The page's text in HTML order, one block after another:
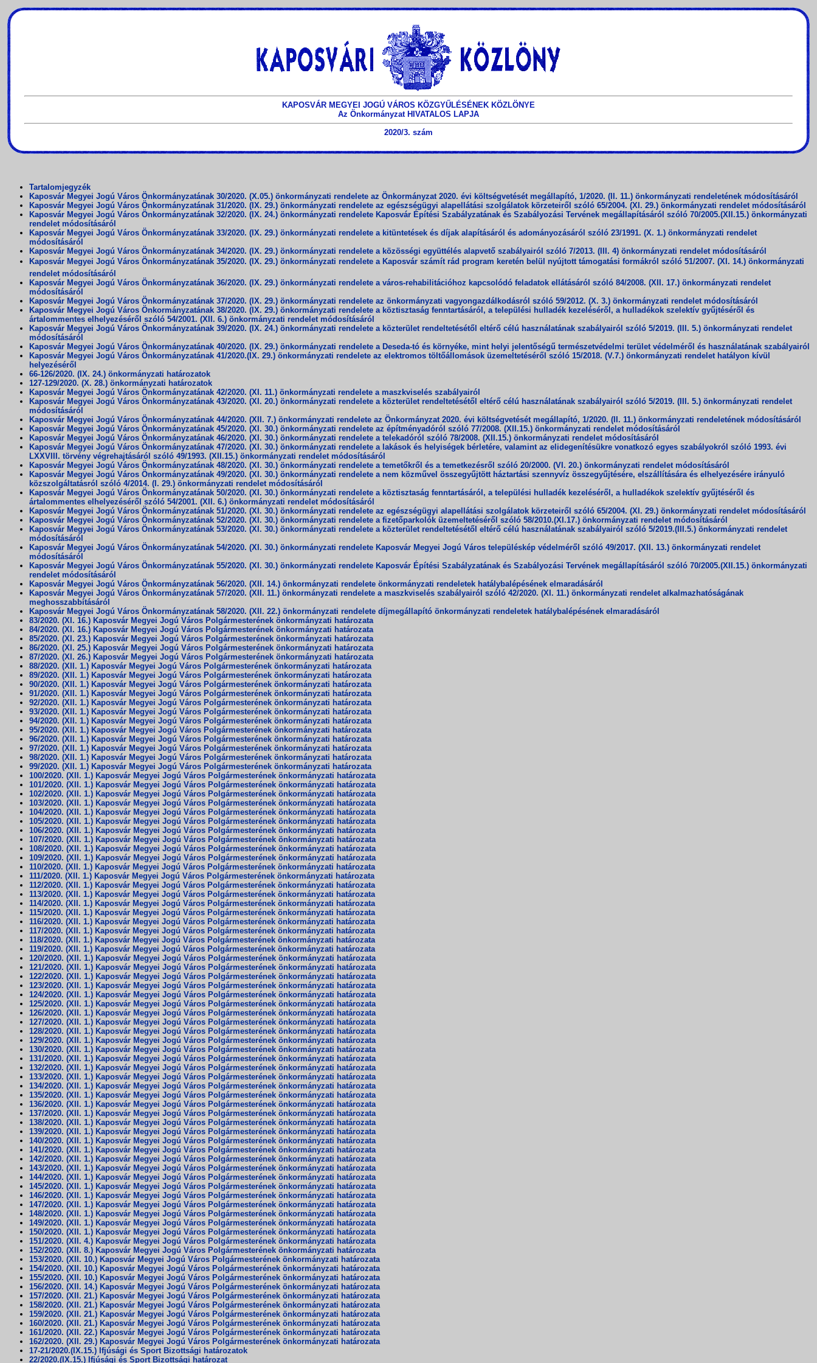
KAPOSVÁR MEGYEI JOGÚ VÁROS KÖZGYŰLÉSÉNEK KÖZLÖNYE
Az Önkormányzat HIVATALOS LAPJA
2020/3. szám
Tartalomjegyzék
Kaposvár Megyei Jogú Város Önkormányzatának 30/2020. (X.05.) önkormányzati rendelete az Önkormányzat 2020. évi költségvetését megállapító, 1/2020. (II. 11.) önkormányzati rendeletének módosításáról
Kaposvár Megyei Jogú Város Önkormányzatának 31/2020. (IX. 29.) önkormányzati rendelete az egészségügyi alapellátási szolgálatok körzeteiről szóló 65/2004. (XI. 29.) önkormányzati rendelet módosításáról
Kaposvár Megyei Jogú Város Önkormányzatának 32/2020. (IX. 24.) önkormányzati rendelete Kaposvár Építési Szabályzatának és Szabályozási Tervének megállapításáról szóló 70/2005.(XII.15.) önkormányzati
rendelet módosításáról
Kaposvár Megyei Jogú Város Önkormányzatának 33/2020. (IX. 29.) önkormányzati rendelete a kitüntetések és díjak alapításáról és adományozásáról szóló 23/1991. (X. 1.) önkormányzati rendelet
módosításáról
Kaposvár Megyei Jogú Város Önkormányzatának 34/2020. (IX. 29.) önkormányzati rendelete a közösségi együttélés alapvető szabályairól szóló 7/2013. (III. 4) önkormányzati rendelet módosításáról
Kaposvár Megyei Jogú Város Önkormányzatának 35/2020. (IX. 29.) önkormányzati rendelete a Kaposvár számít rád program keretén belül nyújtott támogatási formákról szóló 51/2007. (XI. 14.) önkormányzati
rendelet módosításáról
Kaposvár Megyei Jogú Város Önkormányzatának 36/2020. (IX. 29.) önkormányzati rendelete a város-rehabilitációhoz kapcsolódó feladatok ellátásáról szóló 84/2008. (XII. 17.) önkormányzati rendelet
módosításáról
Kaposvár Megyei Jogú Város Önkormányzatának 37/2020. (IX. 29.) önkormányzati rendelete az önkormányzati vagyongazdálkodásról szóló 59/2012. (X. 3.) önkormányzati rendelet módosításáról
Kaposvár Megyei Jogú Város Önkormányzatának 38/2020. (IX. 29.) önkormányzati rendelete a köztisztaság fenntartásáról, a települési hulladék kezeléséről, a hulladékok szelektív gyűjtéséről és
ártalommentes elhelyezéséről szóló 54/2001. (XII. 6.) önkormányzati rendelet módosításáról
Kaposvár Megyei Jogú Város Önkormányzatának 39/2020. (IX. 24.) önkormányzati rendelete a közterület rendeltetésétől eltérő célú használatának szabályairól szóló 5/2019. (III. 5.) önkormányzati rendelet
módosításáról
Kaposvár Megyei Jogú Város Önkormányzatának 40/2020. (IX. 29.) önkormányzati rendelete a Deseda-tó és környéke, mint helyi jelentőségű természetvédelmi terület védelméről és használatának szabályairól
Kaposvár Megyei Jogú Város Önkormányzatának 41/2020.(IX. 29.) önkormányzati rendelete az elektromos töltőállomások üzemeltetéséről szóló 15/2018. (V.7.) önkormányzati rendelet hatályon kívül
helyezéséről
66-126/2020. (IX. 24.) önkormányzati határozatok
127-129/2020. (X. 28.) önkormányzati határozatok
Kaposvár Megyei Jogú Város Önkormányzatának 42/2020. (XI. 11.) önkormányzati rendelete a maszkviselés szabályairól
Kaposvár Megyei Jogú Város Önkormányzatának 43/2020. (XI. 20.) önkormányzati rendelete a közterület rendeltetésétől eltérő célú használatának szabályairól szóló 5/2019. (III. 5.) önkormányzati rendelet
módosításáról
Kaposvár Megyei Jogú Város Önkormányzatának 44/2020. (XII. 7.) önkormányzati rendelete az Önkormányzat 2020. évi költségvetését megállapító, 1/2020. (II. 11.) önkormányzati rendeletének módosításáról
Kaposvár Megyei Jogú Város Önkormányzatának 45/2020. (XI. 30.) önkormányzati rendelete az építményadóról szóló 77/2008. (XII.15.) önkormányzati rendelet módosításáról
Kaposvár Megyei Jogú Város Önkormányzatának 46/2020. (XI. 30.) önkormányzati rendelete a telekadóról szóló 78/2008. (XII.15.) önkormányzati rendelet módosításáról
Kaposvár Megyei Jogú Város Önkormányzatának 47/2020. (XI. 30.) önkormányzati rendelete a lakások és helyiségek bérletére, valamint az elidegenítésükre vonatkozó egyes szabályokról szóló 1993. évi
LXXVIII. törvény végrehajtásáról szóló 49/1993. (XII.15.) önkormányzati rendelet módosításáról
Kaposvár Megyei Jogú Város Önkormányzatának 48/2020. (XI. 30.) önkormányzati rendelete a temetőkről és a temetkezésről szóló 20/2000. (VI. 20.) önkormányzati rendelet módosításáról
Kaposvár Megyei Jogú Város Önkormányzatának 49/2020. (XI. 30.) önkormányzati rendelete a nem közművel összegyűjtött háztartási szennyvíz összegyűjtésére, elszállítására és elhelyezésére irányuló
közszolgáltatásról szóló 4/2014. (I. 29.) önkormányzati rendelet módosításáról
Kaposvár Megyei Jogú Város Önkormányzatának 50/2020. (XI. 30.) önkormányzati rendelete a köztisztaság fenntartásáról, a települési hulladék kezeléséről, a hulladékok szelektív gyűjtéséről és
ártalommentes elhelyezéséről szóló 54/2001. (XII. 6.) önkormányzati rendelet módosításáról
Kaposvár Megyei Jogú Város Önkormányzatának 51/2020. (XI. 30.) önkormányzati rendelete az egészségügyi alapellátási szolgálatok körzeteiről szóló 65/2004. (XI. 29.) önkormányzati rendelet módosításáról
Kaposvár Megyei Jogú Város Önkormányzatának 52/2020. (XI. 30.) önkormányzati rendelete a fizetőparkolók üzemeltetéséről szóló 58/2010.(XI.17.) önkormányzati rendelet módosításáról
Kaposvár Megyei Jogú Város Önkormányzatának 53/2020. (XI. 30.) önkormányzati rendelete a közterület rendeltetésétől eltérő célú használatának szabályairól szóló 5/2019.(III.5.) önkormányzati rendelet
módosításáról
Kaposvár Megyei Jogú Város Önkormányzatának 54/2020. (XI. 30.) önkormányzati rendelete Kaposvár Megyei Jogú Város településkép védelméről szóló 49/2017. (XII. 13.) önkormányzati rendelet
módosításáról
Kaposvár Megyei Jogú Város Önkormányzatának 55/2020. (XI. 30.) önkormányzati rendelete Kaposvár Építési Szabályzatának és Szabályozási Tervének megállapításáról szóló 70/2005.(XII.15.) önkormányzati
rendelet módosításáról
Kaposvár Megyei Jogú Város Önkormányzatának 56/2020. (XII. 14.) önkormányzati rendelete önkormányzati rendeletek hatálybalépésének elmaradásáról
Kaposvár Megyei Jogú Város Önkormányzatának 57/2020. (XII. 11.) önkormányzati rendelete a maszkviselés szabályairól szóló 42/2020. (XI. 11.) önkormányzati rendelet alkalmazhatóságának
meghosszabbításáról
Kaposvár Megyei Jogú Város Önkormányzatának 58/2020. (XII. 22.) önkormányzati rendelete díjmegállapító önkormányzati rendeletek hatálybalépésének elmaradásáról
83/2020. (XI. 16.) Kaposvár Megyei Jogú Város Polgármesterének önkormányzati határozata
84/2020. (XI. 16.) Kaposvár Megyei Jogú Város Polgármesterének önkormányzati határozata
85/2020. (XI. 23.) Kaposvár Megyei Jogú Város Polgármesterének önkormányzati határozata
86/2020. (XI. 25.) Kaposvár Megyei Jogú Város Polgármesterének önkormányzati határozata
87/2020. (XI. 26.) Kaposvár Megyei Jogú Város Polgármesterének önkormányzati határozata
88/2020. (XII. 1.) Kaposvár Megyei Jogú Város Polgármesterének önkormányzati határozata
89/2020. (XII. 1.) Kaposvár Megyei Jogú Város Polgármesterének önkormányzati határozata
90/2020. (XII. 1.) Kaposvár Megyei Jogú Város Polgármesterének önkormányzati határozata
91/2020. (XII. 1.) Kaposvár Megyei Jogú Város Polgármesterének önkormányzati határozata
92/2020. (XII. 1.) Kaposvár Megyei Jogú Város Polgármesterének önkormányzati határozata
93/2020. (XII. 1.) Kaposvár Megyei Jogú Város Polgármesterének önkormányzati határozata
94/2020. (XII. 1.) Kaposvár Megyei Jogú Város Polgármesterének önkormányzati határozata
95/2020. (XII. 1.) Kaposvár Megyei Jogú Város Polgármesterének önkormányzati határozata
96/2020. (XII. 1.) Kaposvár Megyei Jogú Város Polgármesterének önkormányzati határozata
97/2020. (XII. 1.) Kaposvár Megyei Jogú Város Polgármesterének önkormányzati határozata
98/2020. (XII. 1.) Kaposvár Megyei Jogú Város Polgármesterének önkormányzati határozata
99/2020. (XII. 1.) Kaposvár Megyei Jogú Város Polgármesterének önkormányzati határozata
100/2020. (XII. 1.) Kaposvár Megyei Jogú Város Polgármesterének önkormányzati határozata
101/2020. (XII. 1.) Kaposvár Megyei Jogú Város Polgármesterének önkormányzati határozata
102/2020. (XII. 1.) Kaposvár Megyei Jogú Város Polgármesterének önkormányzati határozata
103/2020. (XII. 1.) Kaposvár Megyei Jogú Város Polgármesterének önkormányzati határozata
104/2020. (XII. 1.) Kaposvár Megyei Jogú Város Polgármesterének önkormányzati határozata
105/2020. (XII. 1.) Kaposvár Megyei Jogú Város Polgármesterének önkormányzati határozata
106/2020. (XII. 1.) Kaposvár Megyei Jogú Város Polgármesterének önkormányzati határozata
107/2020. (XII. 1.) Kaposvár Megyei Jogú Város Polgármesterének önkormányzati határozata
108/2020. (XII. 1.) Kaposvár Megyei Jogú Város Polgármesterének önkormányzati határozata
109/2020. (XII. 1.) Kaposvár Megyei Jogú Város Polgármesterének önkormányzati határozata
110/2020. (XII. 1.) Kaposvár Megyei Jogú Város Polgármesterének önkormányzati határozata
111/2020. (XII. 1.) Kaposvár Megyei Jogú Város Polgármesterének önkormányzati határozata
112/2020. (XII. 1.) Kaposvár Megyei Jogú Város Polgármesterének önkormányzati határozata
113/2020. (XII. 1.) Kaposvár Megyei Jogú Város Polgármesterének önkormányzati határozata
114/2020. (XII. 1.) Kaposvár Megyei Jogú Város Polgármesterének önkormányzati határozata
115/2020. (XII. 1.) Kaposvár Megyei Jogú Város Polgármesterének önkormányzati határozata
116/2020. (XII. 1.) Kaposvár Megyei Jogú Város Polgármesterének önkormányzati határozata
117/2020. (XII. 1.) Kaposvár Megyei Jogú Város Polgármesterének önkormányzati határozata
118/2020. (XII. 1.) Kaposvár Megyei Jogú Város Polgármesterének önkormányzati határozata
119/2020. (XII. 1.) Kaposvár Megyei Jogú Város Polgármesterének önkormányzati határozata
120/2020. (XII. 1.) Kaposvár Megyei Jogú Város Polgármesterének önkormányzati határozata
121/2020. (XII. 1.) Kaposvár Megyei Jogú Város Polgármesterének önkormányzati határozata
122/2020. (XII. 1.) Kaposvár Megyei Jogú Város Polgármesterének önkormányzati határozata
123/2020. (XII. 1.) Kaposvár Megyei Jogú Város Polgármesterének önkormányzati határozata
124/2020. (XII. 1.) Kaposvár Megyei Jogú Város Polgármesterének önkormányzati határozata
125/2020. (XII. 1.) Kaposvár Megyei Jogú Város Polgármesterének önkormányzati határozata
126/2020. (XII. 1.) Kaposvár Megyei Jogú Város Polgármesterének önkormányzati határozata
127/2020. (XII. 1.) Kaposvár Megyei Jogú Város Polgármesterének önkormányzati határozata
128/2020. (XII. 1.) Kaposvár Megyei Jogú Város Polgármesterének önkormányzati határozata
129/2020. (XII. 1.) Kaposvár Megyei Jogú Város Polgármesterének önkormányzati határozata
130/2020. (XII. 1.) Kaposvár Megyei Jogú Város Polgármesterének önkormányzati határozata
131/2020. (XII. 1.) Kaposvár Megyei Jogú Város Polgármesterének önkormányzati határozata
132/2020. (XII. 1.) Kaposvár Megyei Jogú Város Polgármesterének önkormányzati határozata
133/2020. (XII. 1.) Kaposvár Megyei Jogú Város Polgármesterének önkormányzati határozata
134/2020. (XII. 1.) Kaposvár Megyei Jogú Város Polgármesterének önkormányzati határozata
135/2020. (XII. 1.) Kaposvár Megyei Jogú Város Polgármesterének önkormányzati határozata
136/2020. (XII. 1.) Kaposvár Megyei Jogú Város Polgármesterének önkormányzati határozata
137/2020. (XII. 1.) Kaposvár Megyei Jogú Város Polgármesterének önkormányzati határozata
138/2020. (XII. 1.) Kaposvár Megyei Jogú Város Polgármesterének önkormányzati határozata
139/2020. (XII. 1.) Kaposvár Megyei Jogú Város Polgármesterének önkormányzati határozata
140/2020. (XII. 1.) Kaposvár Megyei Jogú Város Polgármesterének önkormányzati határozata
141/2020. (XII. 1.) Kaposvár Megyei Jogú Város Polgármesterének önkormányzati határozata
142/2020. (XII. 1.) Kaposvár Megyei Jogú Város Polgármesterének önkormányzati határozata
143/2020. (XII. 1.) Kaposvár Megyei Jogú Város Polgármesterének önkormányzati határozata
144/2020. (XII. 1.) Kaposvár Megyei Jogú Város Polgármesterének önkormányzati határozata
145/2020. (XII. 1.) Kaposvár Megyei Jogú Város Polgármesterének önkormányzati határozata
146/2020. (XII. 1.) Kaposvár Megyei Jogú Város Polgármesterének önkormányzati határozata
147/2020. (XII. 1.) Kaposvár Megyei Jogú Város Polgármesterének önkormányzati határozata
148/2020. (XII. 1.) Kaposvár Megyei Jogú Város Polgármesterének önkormányzati határozata
149/2020. (XII. 1.) Kaposvár Megyei Jogú Város Polgármesterének önkormányzati határozata
150/2020. (XII. 1.) Kaposvár Megyei Jogú Város Polgármesterének önkormányzati határozata
151/2020. (XII. 4.) Kaposvár Megyei Jogú Város Polgármesterének önkormányzati határozata
152/2020. (XII. 8.) Kaposvár Megyei Jogú Város Polgármesterének önkormányzati határozata
153/2020. (XII. 10.) Kaposvár Megyei Jogú Város Polgármesterének önkormányzati határozata
154/2020. (XII. 10.) Kaposvár Megyei Jogú Város Polgármesterének önkormányzati határozata
155/2020. (XII. 10.) Kaposvár Megyei Jogú Város Polgármesterének önkormányzati határozata
156/2020. (XII. 14.) Kaposvár Megyei Jogú Város Polgármesterének önkormányzati határozata
157/2020. (XII. 21.) Kaposvár Megyei Jogú Város Polgármesterének önkormányzati határozata
158/2020. (XII. 21.) Kaposvár Megyei Jogú Város Polgármesterének önkormányzati határozata
159/2020. (XII. 21.) Kaposvár Megyei Jogú Város Polgármesterének önkormányzati határozata
160/2020. (XII. 21.) Kaposvár Megyei Jogú Város Polgármesterének önkormányzati határozata
161/2020. (XII. 22.) Kaposvár Megyei Jogú Város Polgármesterének önkormányzati határozata
162/2020. (XII. 29.) Kaposvár Megyei Jogú Város Polgármesterének önkormányzati határozata
17-21/2020.(IX.15.) Ifjúsági és Sport Bizottsági határozatok
22/2020.(IX.15.) Ifjúsági és Sport Bizottsági határozat